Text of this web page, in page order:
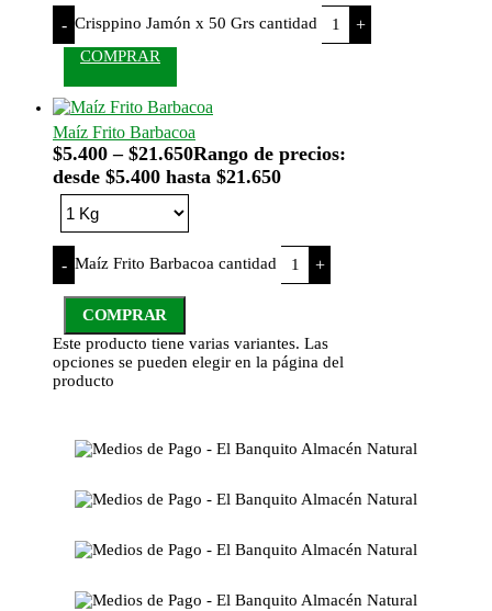
- Crisppino Jamón x 50 Grs cantidad +
COMPRAR
Maíz Frito Barbacoa
$5.400 – $21.650Rango de precios:
desde $5.400 hasta $21.650
- Maíz Frito Barbacoa cantidad +
COMPRAR
Este producto tiene varias variantes. Las
opciones se pueden elegir en la página del
producto